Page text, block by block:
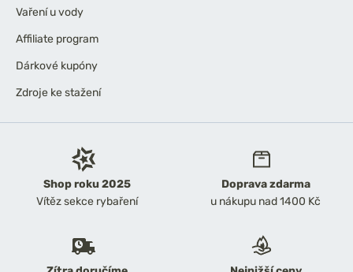
Shop roku 2025
Vítěz sekce rybaření
Doprava zdarma
u nákupu nad 1400 Kč
Vaření u vody
Affiliate program
Dárkové kupóny
Zdroje ke stažení